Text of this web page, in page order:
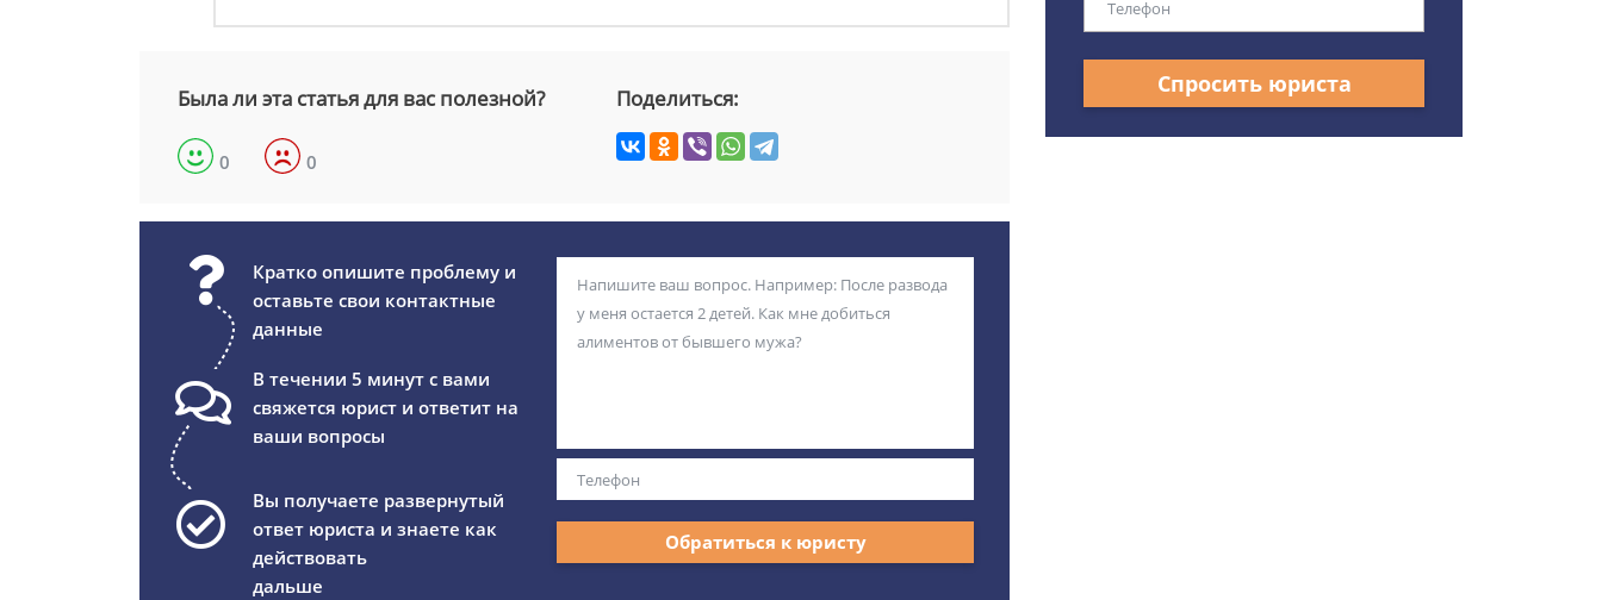
Была ли эта статья для вас полезной?
0 0
Поделиться:
Кратко опишите проблему и
оставьте свои контактные
данные
В течении 5 минут с вами
свяжется юрист и ответит на
ваши вопросы
Вы получаете развернутый
ответ юриста и знаете как
действовать
дальше
Обратиться к юристу
Спросить юриста